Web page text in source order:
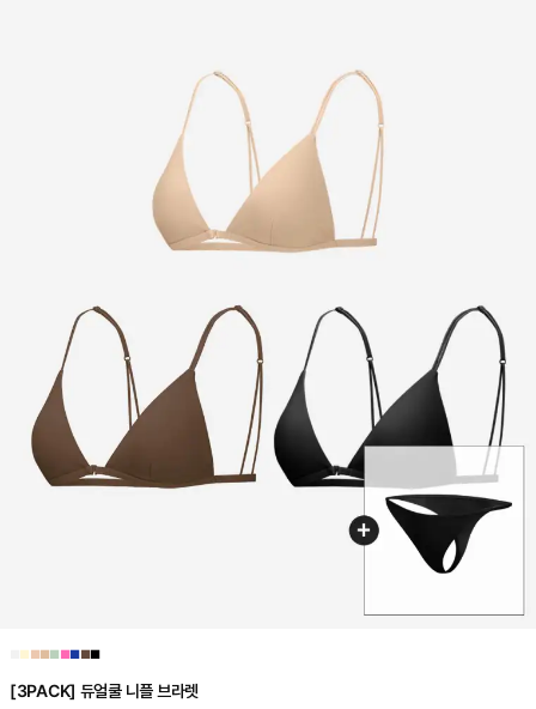
■■■■■■■■
[3PACK] 듀얼쿨 니플 브라렛